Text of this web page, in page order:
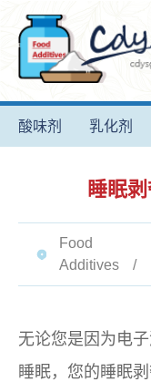
酸味剂 乳化剂
睡眠
Food
Additives
无论您是因为电
睡眠，您的睡眠